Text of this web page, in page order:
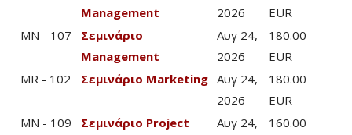
Management
2026
EUR
MN - 107
Σεμινάριο
Management
Αυγ 24,
2026
180.00
EUR
MR - 102
Σεμινάριο Marketing Αυγ 24,
2026
180.00
EUR
MN - 109
Σεμινάριο Project
Αυγ 24,
160.00